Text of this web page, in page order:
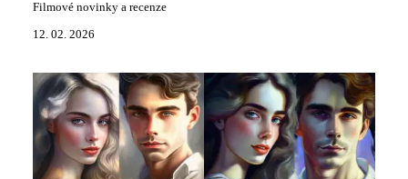
Filmové novinky a recenze
12. 02. 2026